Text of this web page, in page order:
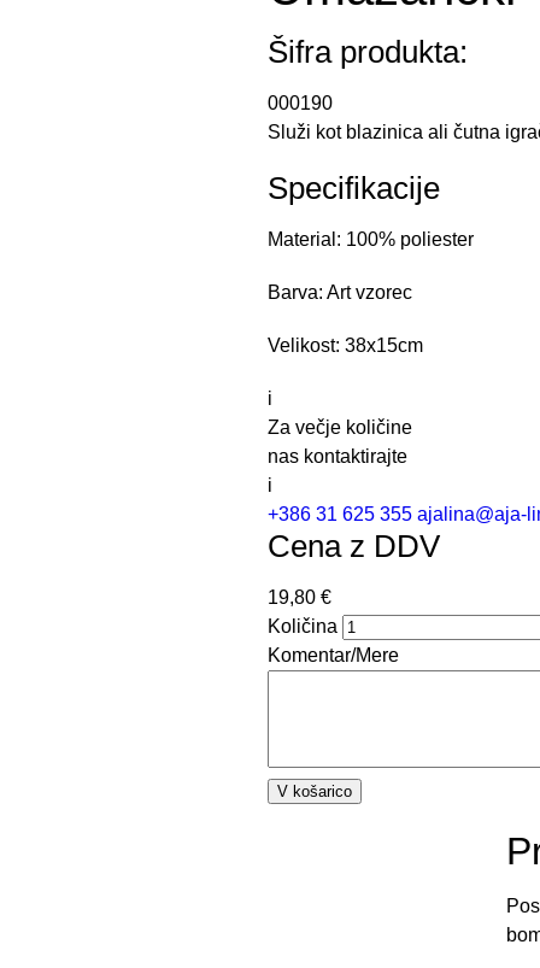
Šifra produkta:
000190
Služi kot blazinica ali čutna
Specifikacije
Material: 100% poliester
Barva: Art vzorec
Velikost: 38x15cm
i
Za večje količine
nas kontaktirajte
i
+386 31 625 355 ajalina@aja-
Cena z DDV
19,80 €
Količina
Komentar/Mere